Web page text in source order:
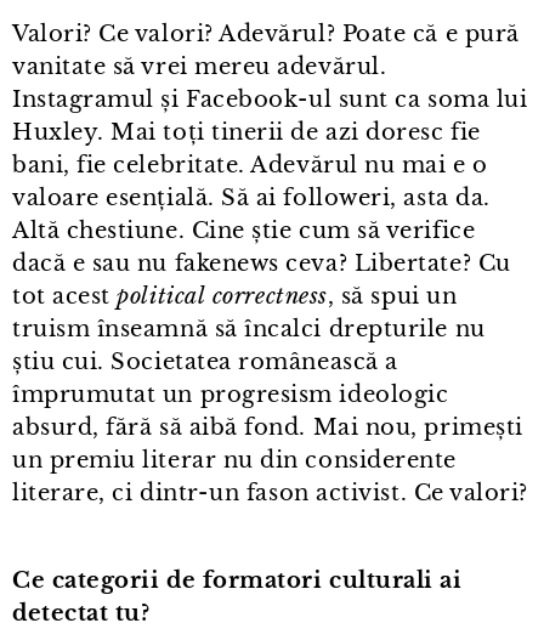
Valori? Ce valori? Adevărul? Poate că e pură
vanitate să vrei mereu adevărul.
Instagramul și Facebook⁠-⁠ul sunt ca soma lui
Huxley. Mai toți tinerii de azi doresc fie
bani, fie celebritate. Adevărul nu mai e o
valoare esențială. Să ai followeri, asta da.
Altă chestiune. Cine știe cum să verifice
dacă e sau nu fakenews ceva? Libertate? Cu
tot acestpolitical correctness, să spui un
truism înseamnă să încalci drepturile nu
știu cui. Societatea românească a
împrumutat un progresism ideologic
absurd, fără să aibă fond. Mai nou, primești
un premiu literar nu din considerente
literare, ci dintr⁠-⁠un fason activist. Ce valori?
Ce categorii de formatori culturali ai
detectat tu?